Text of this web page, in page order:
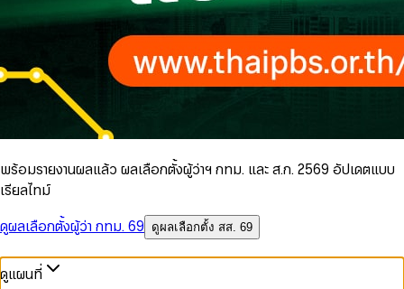
พร้อมรายงานผลแล้ว ผลเลือกตั้งผู้ว่าฯ กทม. และ ส.ก. 2569 อัปเดตแบบ
เรียลไทม์
ดูผลเลือกตั้งผู้ว่า กทม. 69
ดูผลเลือกตั้ง สส. 69
ดูแผนที่